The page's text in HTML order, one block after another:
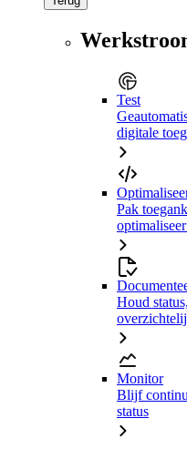
Test
digitale
Pak
Houd
Monitor
Blijf
status